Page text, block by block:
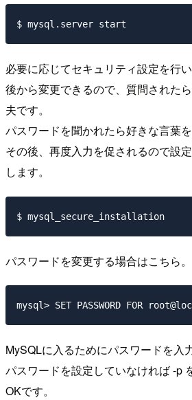
必要に応じてセキュリティ設定を行い
後から変更できるので、質問された
夫です。
パスワードを聞かれたら好きな言葉を
その後、再度入力を促されるので設
します。
パスワードを変更する場合はこちら。
MySQLに入るためにパスワードを入力
パスワードを設定していなければ -p
OKです。